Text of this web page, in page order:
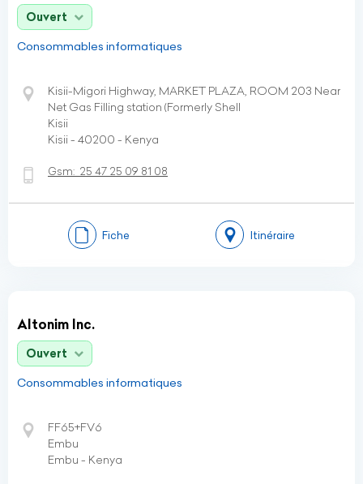
Ouvert
Consommables informatiques
Kisii-Migori Highway, MARKET PLAZA, ROOM 203 Near
Net Gas Filling station (Formerly Shell
Kisii
Kisii - 40200 - Kenya
Gsm: 25 47 25 09 81 08
Fiche Itinéraire
Altonim Inc.
Ouvert
Consommables informatiques
FF65+FV6
Embu
Embu - Kenya